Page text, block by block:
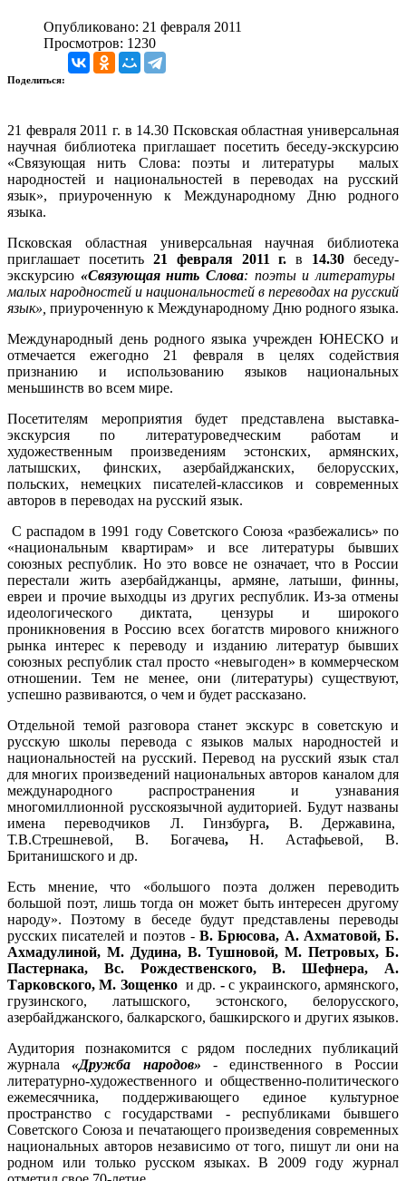
Опубликовано: 21 февраля 2011
Просмотров: 1230
Поделиться:
21 февраля 2011 г. в 14.30 Псковская областная универсальная
научная библиотека приглашает посетить беседу-экскурсию
«Связующая нить Слова: поэты и литературы малых
народностей и национальностей в переводах на русский
язык», приуроченную к Международному Дню родного
языка.
Псковская областная универсальная научная библиотека
приглашает посетить21 февраля 2011 г.в 14.30 беседу-
экскурсию «Связующая нить Слова: поэты и литературы
малых народностей и национальностей в переводах на русский
язык», приуроченную к Международному Дню родного языка.
Международный день родного языка учрежден ЮНЕСКО и
отмечается ежегодно 21 февраля в целях содействия
признанию и использованию языков национальных
меньшинств во всем мире.
Посетителям мероприятия будет представлена выставка-
экскурсия по литературоведческим работам и
художественным произведениям эстонских, армянских,
латышских, финских, азербайджанских, белорусских,
польских, немецких писателей-классиков и современных
авторов в переводах на русский язык.
С распадом в 1991 году Советского Союза «разбежались» по
«национальным квартирам» и все литературы бывших
союзных республик. Но это вовсе не означает, что в России
перестали жить азербайджанцы, армяне, латыши, финны,
евреи и прочие выходцы из других республик. Из-за отмены
идеологического диктата, цензуры и широкого
проникновения в Россию всех богатств мирового книжного
рынка интерес к переводу и изданию литератур бывших
союзных республик стал просто «невыгоден» в коммерческом
отношении. Тем не менее, они (литературы) существуют,
успешно развиваются, о чем и будет рассказано.
Отдельной темой разговора станет экскурс в советскую и
русскую школы перевода с языков малых народностей и
национальностей на русский. Перевод на русский язык стал
для многих произведений национальных авторов каналом для
международного распространения и узнавания
многомиллионной русскоязычной аудиторией. Будут названы
имена переводчиков Л. Гинзбурга, В. Державина,
Т.В.Стрешневой, В. Богачева,Н. Астафьевой, В.
Британишского и др.
Есть мнение, что «большого поэта должен переводить
большой поэт, лишь тогда он может быть интересен другому
народу». Поэтому в беседе будут представлены переводы
русских писателей и поэтов -В. Брюсова, А. Ахматовой, Б.
Ахмадулиной, М. Дудина, В. Тушновой, М. Петровых, Б.
Пастернака, Вс. Рождественского, В. Шефнера, А.
Тарковского, М. Зощенко и др. -с украинского, армянского,
грузинского, латышского, эстонского, белорусского,
азербайджанского, балкарского, башкирского и других языков.
Аудитория познакомится с рядом последних публикаций
журнала«Дружба народов» - единственного в России
литературно-художественного и общественно-политического
ежемесячника, поддерживающего единое культурное
пространство с государствами - республиками бывшего
Советского Союза и печатающего произведения современных
национальных авторов независимо от того, пишут ли они на
родном или только русском языках. В 2009 году журнал